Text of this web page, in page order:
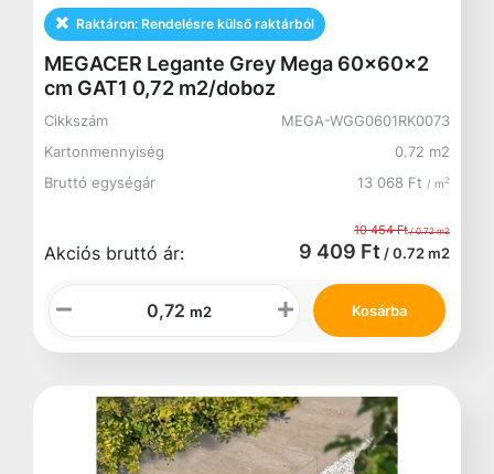
Raktáron: Rendelésre külső raktárból
MEGACER Legante Grey Mega 60x60x2
cm GAT1 0,72 m2/doboz
Cikkszám
MEGA-WGG0601RK0073
Kartonmennyiség
0.72 m2
Bruttó egységár
13 068 Ft / m2
Akciós bruttó ár:
10 454 Ft/ 0.72 m2
9 409 Ft / 0.72 m2
m2 Kosárba